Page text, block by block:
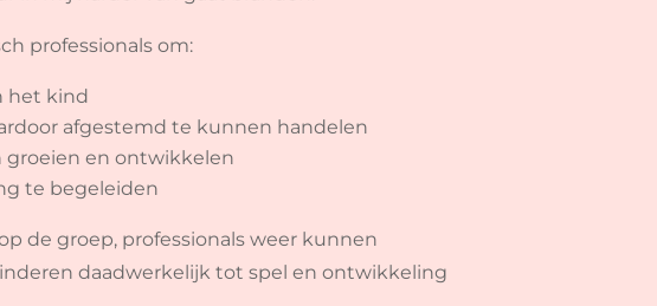
professionals om:
het kind
afgestemd te kunnen handelen
en ontwikkelen
te begeleiden
de groep, professionals weer kunnen
daadwerkelijk tot spel en ontwikkeling